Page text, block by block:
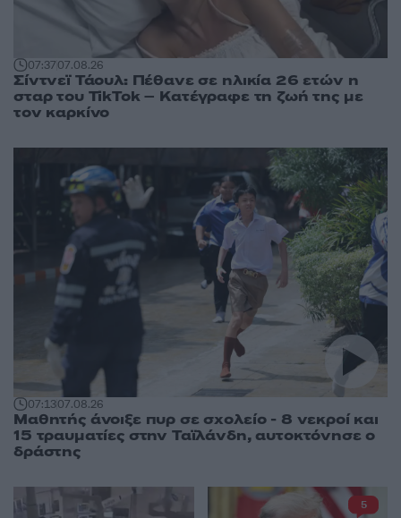
07:3707.08.26
Σίντνεϊ Τάουλ: Πέθανε σε ηλικία 26 ετών η
σταρ του TikTok – Kατέγραφε τη ζωή της με
τον καρκίνο
07:1307.08.26
Μαθητής άνοιξε πυρ σε σχολείο - 8 νεκροί και
15 τραυματίες στην Ταϊλάνδη, αυτοκτόνησε ο
δράστης
5